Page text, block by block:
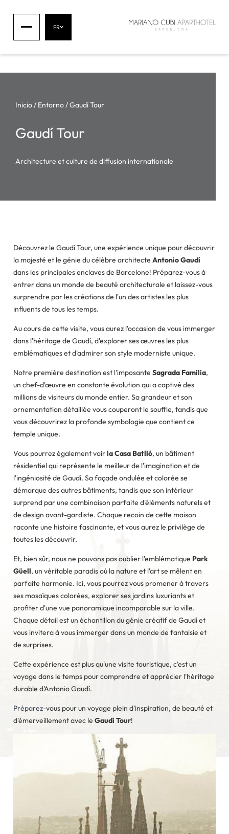
FR
Inicio/ Entorno/Gaudí Tour
Gaudí Tour
Architecture et culture de diffusion internationale
Découvrez le Gaudí Tour, une expérience unique pour découvrir
la majesté et le génie du célèbre architecte Antonio Gaudí
dans les principales enclaves de Barcelone! Préparez-vous à
entrer dans un monde de beauté architecturale et laissez-vous
surprendre par les créations de l'un des artistes les plus
influents de tous les temps.
Au cours de cette visite, vous aurez l'occasion de vous immerger
dans l'héritage de Gaudí, d'explorer ses œuvres les plus
emblématiques et d'admirer son style moderniste unique.
Notre première destination est l'imposante Sagrada Familia,
un chef-d'œuvre en constante évolution qui a captivé des
millions de visiteurs du monde entier. Sa grandeur et son
ornementation détaillée vous couperont le souffle, tandis que
vous découvrirez la profonde symbologie que contient ce
temple unique.
Vous pourrez également voirla Casa Batlló, un bâtiment
résidentiel qui représente le meilleur de l'imagination et de
l'ingéniosité de Gaudí. Sa façade ondulée et colorée se
démarque des autres bâtiments, tandis que son intérieur
surprend par une combinaison parfaite d'éléments naturels et
de design avant-gardiste. Chaque recoin de cette maison
raconte une histoire fascinante, et vous aurez le privilège de
toutes les découvrir.
Et, bien sûr, nous ne pouvons pas oublier l'emblématique Park
Güell, un véritable paradis où la nature et l'art se mêlent en
parfaite harmonie. Ici, vous pourrez vous promener à travers
ses mosaïques colorées, explorer ses jardins luxuriants et
profiter d'une vue panoramique incomparable sur la ville.
Chaque détail est un échantillon du génie créatif de Gaudí et
vous invitera à vous immerger dans un monde de fantaisie et
de surprises.
Cette expérience est plus qu'une visite touristique, c'est un
voyage dans le temps pour comprendre et apprécier l'héritage
durable d'Antonio Gaudí.
Préparez-vous pour un voyage plein d'inspiration, de beauté et
d'émerveillement avec le Gaudí Tour!